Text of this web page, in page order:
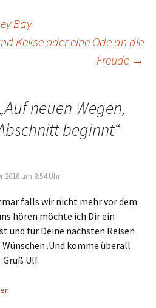
Bay
Kekse oder eine Ode an die
Freude →
Auf neuen Wegen,
beginnt“
2016 um 8:54 Uhr
falls wir nicht mehr vor dem
hören möchte ich Dir ein
und für Deine nächsten Reisen
.Und komme überall
Ulf